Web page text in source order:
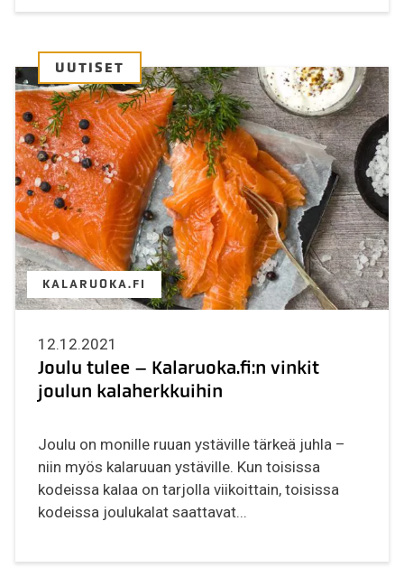
UUTISET
KALARUOKA.FI
12.12.2021
Joulu tulee – Kalaruoka.fi:n vinkit
joulun kalaherkkuihin
Joulu on monille ruuan ystäville tärkeä juhla –
niin myös kalaruuan ystäville. Kun toisissa
kodeissa kalaa on tarjolla viikoittain, toisissa
kodeissa joulukalat saattavat...